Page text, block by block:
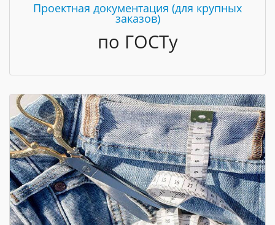
Проектная документация (для крупных
заказов)
по ГОСТу